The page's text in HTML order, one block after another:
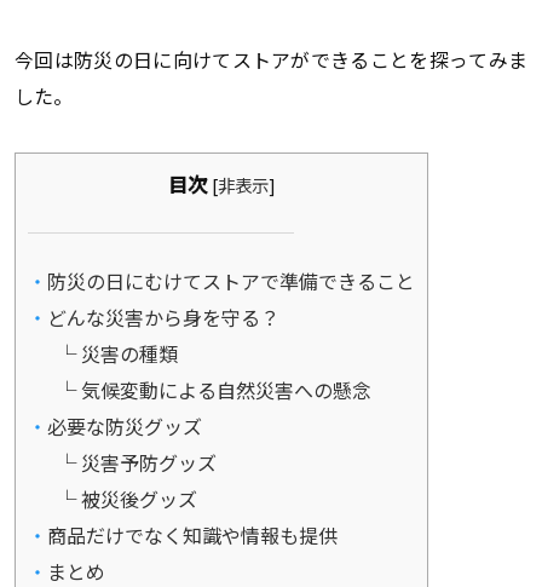
今回は防災の日に向けてストアができることを探ってみま
した。
目次 [非表示]
防災の日にむけてストアで準備できること
どんな災害から身を守る？
災害の種類
気候変動による自然災害への懸念
必要な防災グッズ
災害予防グッズ
被災後グッズ
商品だけでなく知識や情報も提供
まとめ